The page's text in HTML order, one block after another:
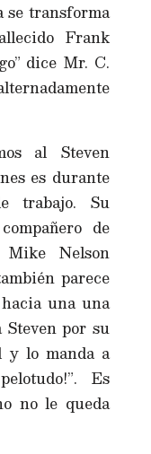
se transforma
Frank
dice Mr. C.
al Steven
es durante
trabajo. Su
de
Nelson
parece
una una
Steven por su
y lo manda a
Es
no le queda